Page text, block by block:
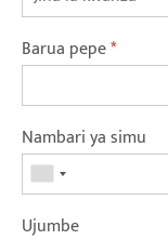
Barua pepe*
Nambari ya simu
Ujumbe